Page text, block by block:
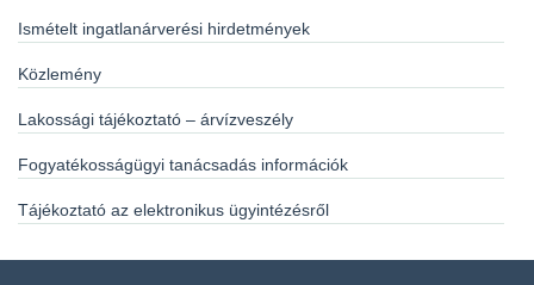
Ismételt ingatlanárverési hirdetmények
Közlemény
Lakossági tájékoztató – árvízveszély
Fogyatékosságügyi tanácsadás információk
Tájékoztató az elektronikus ügyintézésről